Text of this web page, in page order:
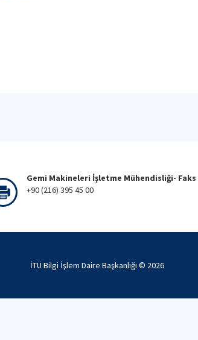
Gemi Makineleri İşletme Mühendisliği- Faks
+90 (216) 395 45 00
İTÜ Bilgi İşlem Daire Başkanlığı © 2026